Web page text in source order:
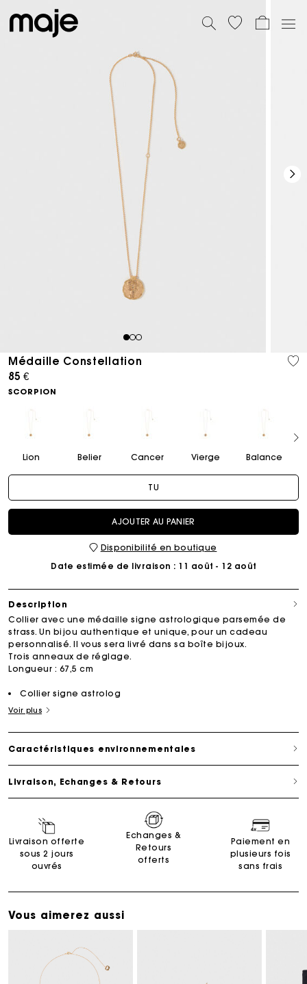
123
Médaille Constellation
85 €
SCORPION
Lion Belier Cancer Vierge Balance
TU
AJOUTER AU PANIER
Disponibilité en boutique
Date estimée de livraison : 11 août - 12 août
Description
Collier avec une médaille signe astrologique parsemée de
strass. Un bijou authentique et unique, pour un cadeau
personnalisé. Il vous sera livré dans sa boîte bijoux.
Trois anneaux de réglage.
Longueur : 67,5 cm
Collier signe astrolog
Voir plus
Caractéristiques environnementales
Livraison, Echanges & Retours
Livraison offerte
sous 2 jours
ouvrés
Echanges &
Retours
offerts
Paiement en
plusieurs fois
sans frais
Vous aimerez aussi